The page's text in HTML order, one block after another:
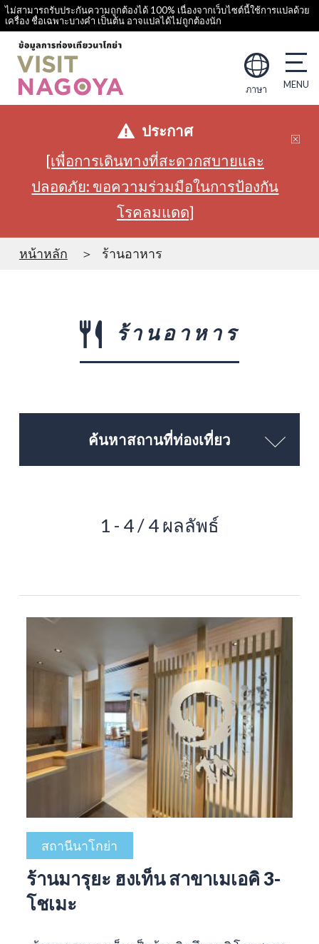
ไม่สามารถรับประกันความถูกต้องได้ 100% เนื่องจากเว็บไซต์นี้ใช้การแปลด้วย
เครื่อง ชื่อเฉพาะบางคำ เป็นต้น อาจแปลได้ไม่ถูกต้องนัก
ภาษา
ประกาศ
[เพื่อการเดินทางที่สะดวกสบายและ
ปลอดภัย: ขอความร่วมมือในการป้องกัน
โรคลมแดด]
หน้าหลัก ร้านอาหาร
ร้านอาหาร
ค้นหาสถานที่ท่องเที่ยว
1 - 4 / 4 ผลลัพธ์
สถานีนาโกย่า
ร้านมารุยะ ฮงเท็น สาขาเมเอคิ 3-
โชเมะ